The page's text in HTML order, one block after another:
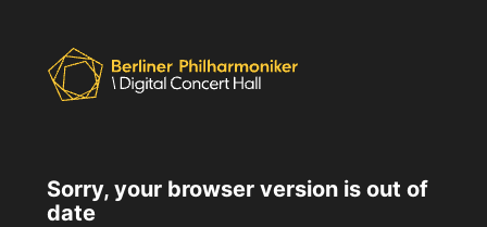
Sorry, your browser version is out of
date